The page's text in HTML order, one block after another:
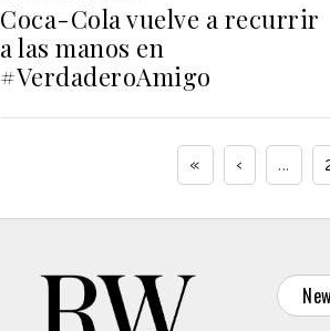
Coca-Cola vuelve a recurrir
a las manos en
#VerdaderoAmigo
« ‹ ...